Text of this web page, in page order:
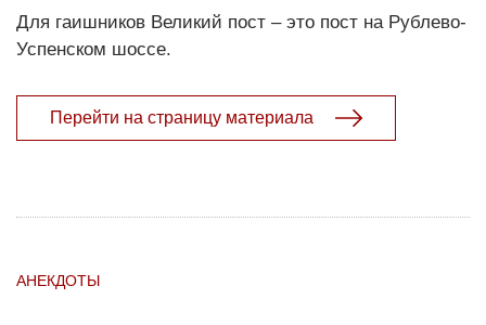
Для гаишников Великий пост – это пост на Рублево-
Успенском шоссе.
Перейти на страницу материала
АНЕКДОТЫ